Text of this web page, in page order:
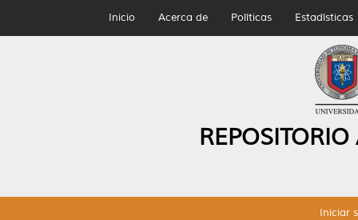
Inicio Acerca de Políticas Estadísticas
Iniciar